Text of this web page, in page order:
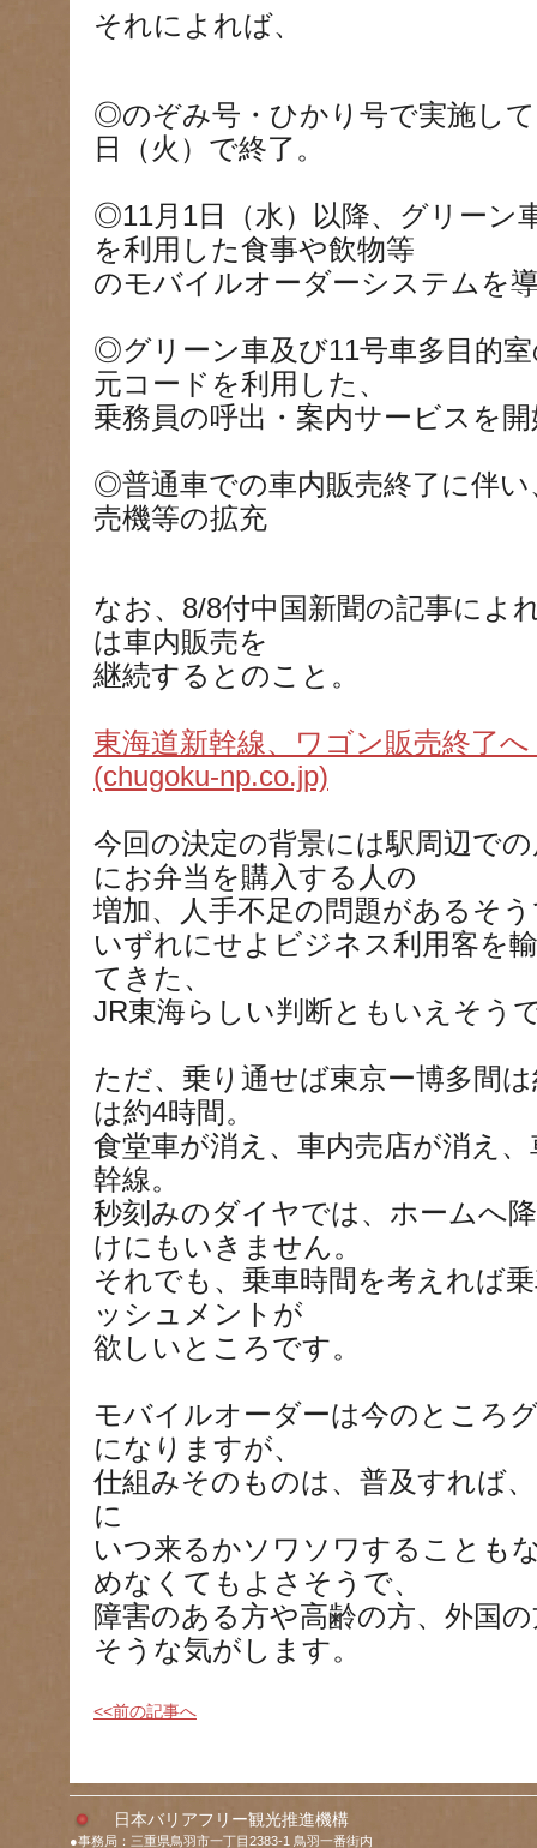
それによれば、
◎のぞみ号・ひかり号で実施し
日（火）で終了。
◎11月1日（水）以降、グリーン
を利用した食事や飲物等
のモバイルオーダーシステムを
◎グリーン車及び11号車多目的
元コードを利用した、
乗務員の呼出・案内サービスを開
◎普通車での車内販売終了に伴
売機等の拡充
なお、8/8付中国新聞の記事によ
は車内販売を
継続するとのこと。
東海道新幹線、ワゴン販売終了
(chugoku-np.co.jp)
今回の決定の背景には駅周辺で
にお弁当を購入する人の
増加、人手不足の問題があるそ
いずれにせよビジネス利用客を
てきた、
JR東海らしい判断ともいえそう
ただ、乗り通せば東京ー博多間
は約4時間。
食堂車が消え、車内売店が消え
幹線。
秒刻みのダイヤでは、ホームへ
けにもいきません。
それでも、乗車時間を考えれば
ッシュメントが
欲しいところです。
モバイルオーダーは今のところ
になりますが、
仕組みそのものは、普及すれば
に
いつ来るかソワソワすることも
めなくてもよさそうで、
障害のある方や高齢の方、外国
そうな気がします。
<<前の記事へ
日本バリアフリー観光推進機構
●事務局：三重県鳥羽市一丁目2383-1 鳥羽一番街内